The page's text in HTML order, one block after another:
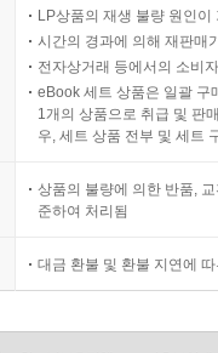
LP상품의 재생 불량 원인
시간의 경과에 의해 재판매
전자상거래 등에서의 소비
eBook 세트 상품은 일괄 구
1개의 상품으로 취급 및 판
우, 세트 상품 전부 및 세트
상품의 불량에 의한 반품,
준하여 처리됨
대금 환불 및 환불 지연에